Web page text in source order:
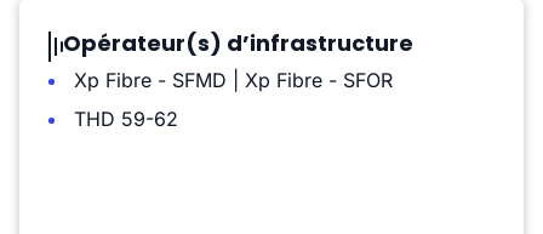
Opérateur(s) d’infrastructure
Xp Fibre - SFMD | Xp Fibre - SFOR
THD 59-62